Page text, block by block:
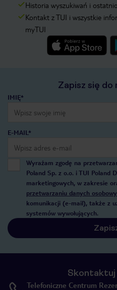
Historia wyszukiwań i
Kontakt z TUI i wszystkie
myTUI
Zapisz się
IMIĘ*
E-MAIL*
Wyrażam zgodę na
Poland Sp. z o.o. i TUI Poland
marketingowych, w zakresie
przetwarzaniu danych
komunikacji (e-mail), także z
systemów wywołujących.
Skontaktuj
Telefoniczne Centrum